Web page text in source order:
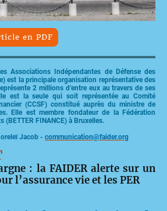
en PDF
Associations Indépendantes de Défense des
est la principale organisation représentative des
2 millions d’entre eux au travers de ses
est la seule qui soit représentée au Comité
(CCSF) constitué auprès du ministre de
Elle est membre fondateur de la Fédération
(BETTER FINANCE) à Bruxelles.
Jacob - communication@faider.org
: la FAIDER alerte sur un
l’assurance vie et les PER